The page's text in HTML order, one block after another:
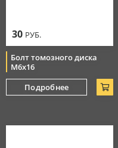
30 РУБ.
Болт томозного диска
М6х16
Подробнее